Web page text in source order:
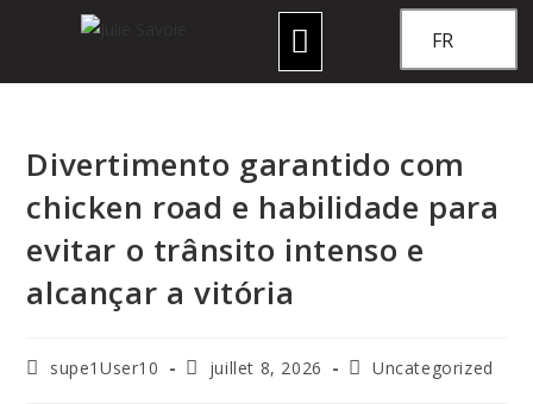
FR
Divertimento garantido com
chicken road e habilidade para
evitar o trânsito intenso e
alcançar a vitória
supe1User10 juillet 8, 2026 Uncategorized